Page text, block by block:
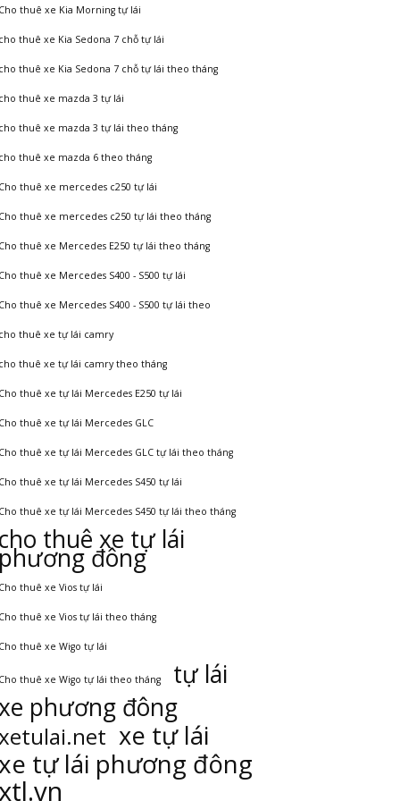
Cho thuê xe Kia Morning tự lái
cho thuê xe Kia Sedona 7 chỗ tự lái
cho thuê xe Kia Sedona 7 chỗ tự lái theo tháng
cho thuê xe mazda 3 tự lái
cho thuê xe mazda 3 tự lái theo tháng
cho thuê xe mazda 6 theo tháng
Cho thuê xe mercedes c250 tự lái
Cho thuê xe mercedes c250 tự lái theo tháng
Cho thuê xe Mercedes E250 tự lái theo tháng
Cho thuê xe Mercedes S400 - S500 tự lái
Cho thuê xe Mercedes S400 - S500 tự lái theo
cho thuê xe tự lái camry
cho thuê xe tự lái camry theo tháng
Cho thuê xe tự lái Mercedes E250 tự lái
Cho thuê xe tự lái Mercedes GLC
Cho thuê xe tự lái Mercedes GLC tự lái theo tháng
Cho thuê xe tự lái Mercedes S450 tự lái
Cho thuê xe tự lái Mercedes S450 tự lái theo tháng
cho thuê xe tự lái
phương đông
Cho thuê xe Vios tự lái
Cho thuê xe Vios tự lái theo tháng
Cho thuê xe Wigo tự lái
Cho thuê xe Wigo tự lái theo tháng
tự lái
phương đông
xe tự lái
tự lái phương đông